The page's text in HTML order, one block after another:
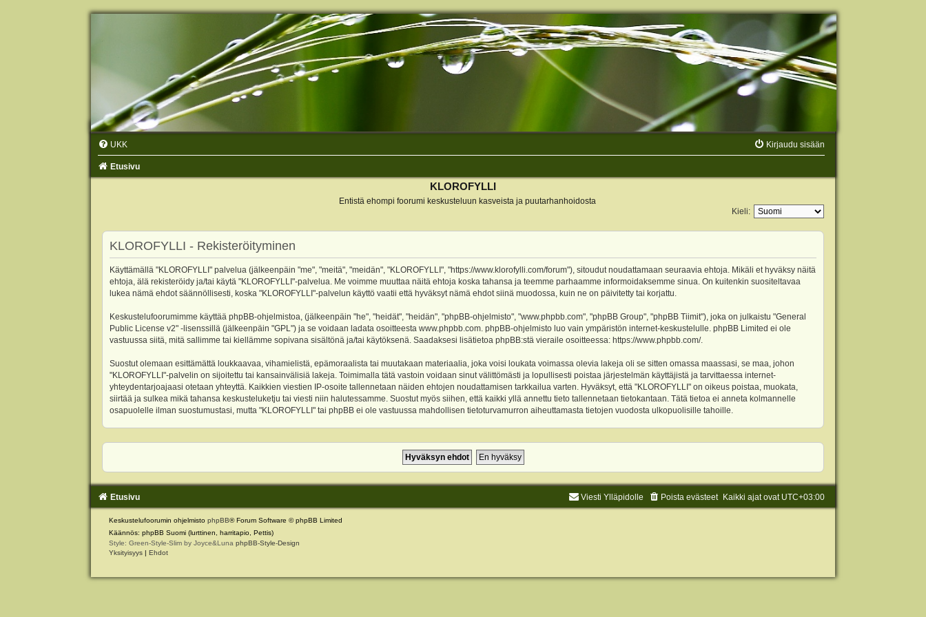
UKK Kirjaudu sisään
Etusivu
KLOROFYLLI
Entistä ehompi foorumi keskusteluun kasveista ja puutarhanhoidosta
Kieli:
KLOROFYLLI - Rekisteröityminen
Käyttämällä "KLOROFYLLI" palvelua (jälkeenpäin "me", "meitä", "meidän", "KLOROFYLLI", "https://www.klorofylli.com/forum"), sitoudut noudattamaan seuraavia ehtoja. Mikäli et hyväksy näitä
ehtoja, älä rekisteröidy ja/tai käytä "KLOROFYLLI"-palvelua. Me voimme muuttaa näitä ehtoja koska tahansa ja teemme parhaamme informoidaksemme sinua. On kuitenkin suositeltavaa
lukea nämä ehdot säännöllisesti, koska "KLOROFYLLI"-palvelun käyttö vaatii että hyväksyt nämä ehdot siinä muodossa, kuin ne on päivitetty tai korjattu.
Keskustelufoorumimme käyttää phpBB-ohjelmistoa, (jälkeenpäin "he", "heidät", "heidän", "phpBB-ohjelmisto", "www.phpbb.com", "phpBB Group", "phpBB Tiimit"), joka on julkaistu "General
Public License v2" -lisenssillä (jälkeenpäin "GPL") ja se voidaan ladata osoitteesta www.phpbb.com. phpBB-ohjelmisto luo vain ympäristön internet-keskustelulle. phpBB Limited ei ole
vastuussa siitä, mitä sallimme tai kiellämme sopivana sisältönä ja/tai käytöksenä. Saadaksesi lisätietoa phpBB:stä vieraile osoitteessa: https://www.phpbb.com/.
Suostut olemaan esittämättä loukkaavaa, vihamielistä, epämoraalista tai muutakaan materiaalia, joka voisi loukata voimassa olevia lakeja oli se sitten omassa maassasi, se maa, johon
"KLOROFYLLI"-palvelin on sijoitettu tai kansainvälisiä lakeja. Toimimalla tätä vastoin voidaan sinut välittömästi ja lopullisesti poistaa järjestelmän käyttäjistä ja tarvittaessa internet-
yhteydentarjoajaasi otetaan yhteyttä. Kaikkien viestien IP-osoite tallennetaan näiden ehtojen noudattamisen tarkkailua varten. Hyväksyt, että "KLOROFYLLI" on oikeus poistaa, muokata,
siirtää ja sulkea mikä tahansa keskusteluketju tai viesti niin halutessamme. Suostut myös siihen, että kaikki yllä annettu tieto tallennetaan tietokantaan. Tätä tietoa ei anneta kolmannelle
osapuolelle ilman suostumustasi, mutta "KLOROFYLLI" tai phpBB ei ole vastuussa mahdollisen tietoturvamurron aiheuttamasta tietojen vuodosta ulkopuolisille tahoille.
Etusivu Kaikki ajat ovat UTC+03:00
Poista evästeet
Viesti Ylläpidolle
Keskustelufoorumin ohjelmisto phpBB® Forum Software © phpBB Limited
Käännös: phpBB Suomi (lurttinen, harritapio, Pettis)
Style: Green-Style-Slim by Joyce&Luna phpBB-Style-Design
Yksityisyys | Ehdot